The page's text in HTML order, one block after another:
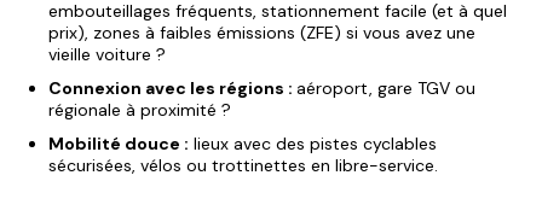
embouteillages fréquents, stationnement facile (et à quel
prix), zones à faibles émissions (ZFE) si vous avez une
vieille voiture ?
Connexion avec les régions : aéroport, gare TGV ou
régionale à proximité ?
Mobilité douce : lieux avec des pistes cyclables
sécurisées, vélos ou trottinettes en libre-service.